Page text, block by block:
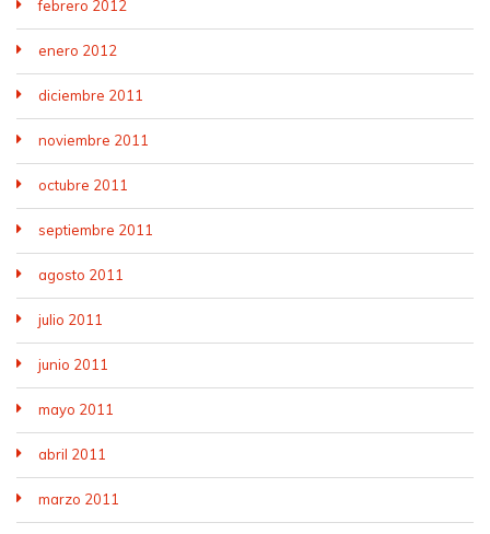
febrero 2012
enero 2012
diciembre 2011
noviembre 2011
octubre 2011
septiembre 2011
agosto 2011
julio 2011
junio 2011
mayo 2011
abril 2011
marzo 2011